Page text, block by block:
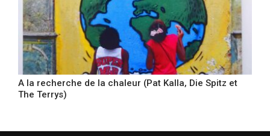
A la recherche de la chaleur (Pat Kalla, Die Spitz et
The Terrys)